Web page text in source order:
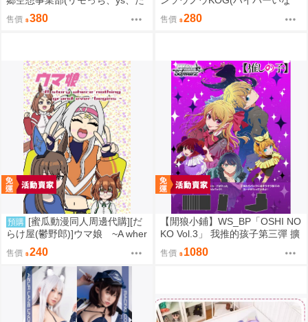
くりん、上石原浩一)]InterCityNe
tworks2026Summer(同人誌)
售價 380
ろ)]高飛車な生徒会長を●●アプ
リでワカラセてみた(同人誌)
售價 280
預購 [蜜瓜動漫同人周邊代購][だ
らけ屋(鬱野郎)]ウマ娘 ~A wher
e nothing grand ever begins~(賽
馬娘)(同人誌)
售價 240
【閒狼小鋪】WS_BP「OSHI NO
KO Vol.3」 我推的孩子第三彈 擴
售價 1080